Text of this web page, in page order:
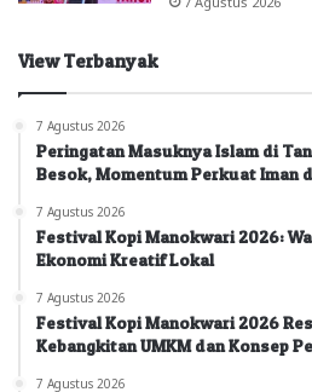
View Terbanyak
7 Agustus 2026
Peringatan Masuknya Islam di
Besok, Momentum Perkuat Iman
7 Agustus 2026
Festival Kopi Manokwari 2026:
Ekonomi Kreatif Lokal
7 Agustus 2026
Festival Kopi Manokwari 2026
Kebangkitan UMKM dan Konsep
7 Agustus 2026